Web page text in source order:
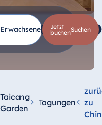
Erwachsene 1 Kinder
Jetzt
buchen suchen
Taicang
Garden
Tagungen
zu